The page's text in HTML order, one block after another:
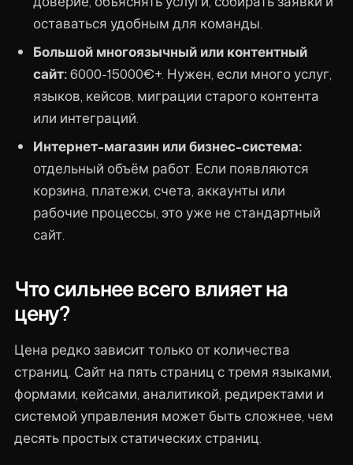
оставаться удобным для команды.
Большой многоязычный или контентный
сайт:6000-15000€+. Нужен, если много услуг,
языков, кейсов, миграции старого контента
или интеграций.
Интернет-магазин или бизнес-система:
отдельный объём работ. Если появляются
корзина, платежи, счета, аккаунты или
рабочие процессы, это уже не стандартный
сайт.
Что сильнее всего влияет на
цену?
Цена редко зависит только от количества
страниц. Сайт на пять страниц с тремя языками,
формами, кейсами, аналитикой, редиректами и
системой управления может быть сложнее, чем
десять простых статических страниц.